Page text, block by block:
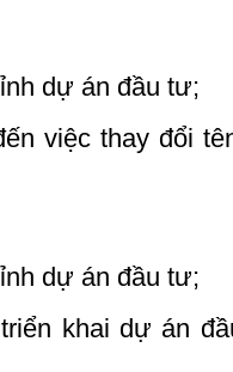
dự án đầu tư;
việc thay đổi
dự án đầu tư;
khai dự án